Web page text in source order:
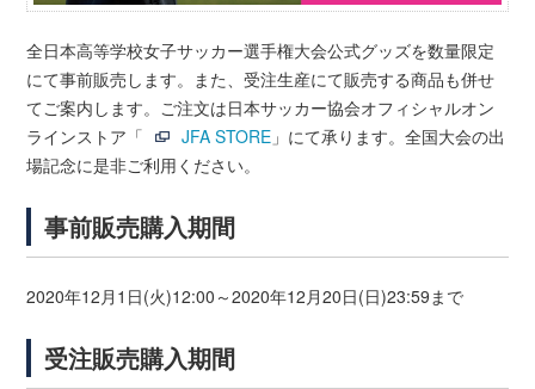
全日本高等学校女子サッカー選手権大会公式グッズを数量限定
にて事前販売します。また、受注生産にて販売する商品も併せ
てご案内します。ご注文は日本サッカー協会オフィシャルオン
ラインストア「
JFA STORE 」にて承ります。全国大会の出
場記念に是非ご利用ください。
事前販売購入期間
2020年12月1日(火)12:00～2020年12月20日(日)23:59まで
受注販売購入期間